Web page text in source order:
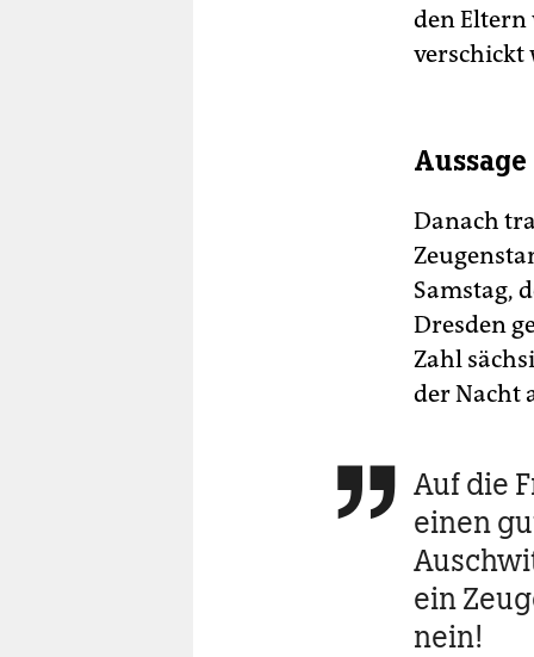
den Eltern
verschickt
Danach
Samstag,
Dresden
Zahl
der Nacht
 Auf die
einen
ein
nein!